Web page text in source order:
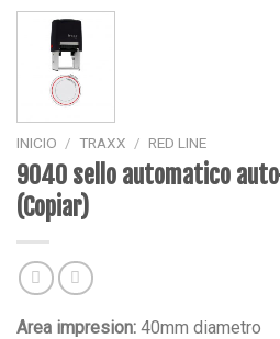
INICIO / TRAXX / RED LINE
9040 sello automatico
(Copiar)
Area impresion: 40mm diametro